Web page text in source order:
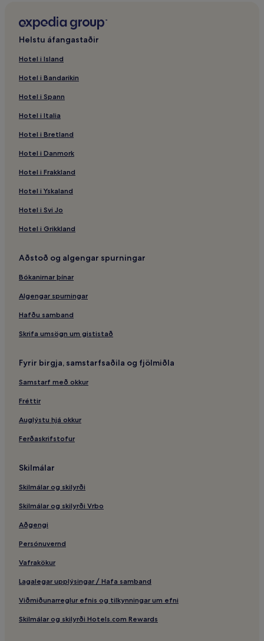
Skíðahótel – Selva di Val Gardena
Íbúðir – Valledoria
Viðskiptahótel – Valledoria
Íbúðir – Brescia
Genóa – hótel
Krár – Verona
Ódýr hótel – Verona
Fjölskylduhótel – Verona
Verona – hótel
Lignano Sabbiadoro – hótel
Strandhótel – Bardolino
Bardolino – hótel
Bologna – hótel
Garda – hótel
Lúxushótel – Sessa Aurunca
Heilsulindarhótel – Abano Terme
Strandhótel – Mazara del Vallo
Fjölskylduhótel – Mazara del Vallo
Hótel með bílastæði – Bibbona
Madonna di Campiglio – hótel
Bellaria-Igea Marina – hótel
Palermo – hótel
Lúxushótel – Modena
Tropea – hótel
Peschiera del Garda – 2 stjörnu hótel
Cesenatico – hótel
Lúxushótel – Gallipoli
Monopoli – hótel
Ischia – hótel
Helstu áfangastaðir
Hotel i Island
Hotel i Bandarikin
Hotel i Spann
Hotel i Italia
Hotel i Bretland
Hotel i Danmork
Hotel i Frakkland
Hotel i Yskaland
Hotel i Svi Jo
Hotel i Grikkland
Aðstoð og algengar spurningar
Bókanirnar þínar
Algengar spurningar
Hafðu samband
Skrifa umsögn um gististað
Fyrir birgja, samstarfsaðila og fjölmiðla
Samstarf með okkur
Fréttir
Auglýstu hjá okkur
Ferðaskrifstofur
Skilmálar
Skilmálar og skilyrði
Skilmálar og skilyrði Vrbo
Aðgengi
Persónuvernd
Vafrakökur
Lagalegar upplýsingar / Hafa samband
Viðmiðunarreglur efnis og tilkynningar um efni
Skilmálar og skilyrði Hotels.com Rewards